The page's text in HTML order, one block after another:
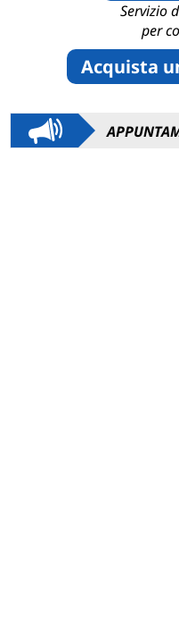
Servizio
per
Acquista